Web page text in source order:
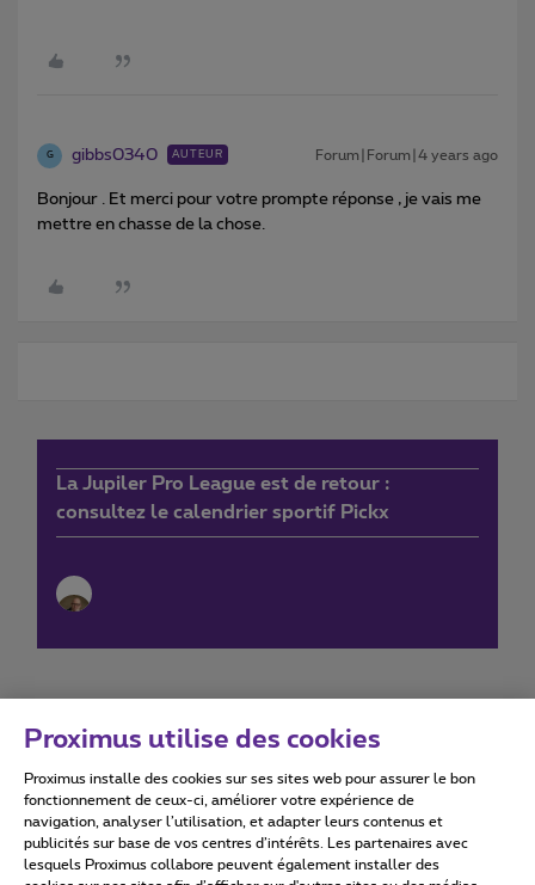
G gibbs0340 AUTEUR Forum|Forum|4 years ago
Bonjour . Et merci pour votre prompte réponse , je vais me
mettre en chasse de la chose.
La Jupiler Pro League est de retour :
consultez le calendrier sportif Pickx
Conditions d'utilisation Accessibility statement
Proximus utilise des cookies
Proximus installe des cookies sur ses sites web pour assurer le bon
fonctionnement de ceux-ci, améliorer votre expérience de
navigation, analyser l’utilisation, et adapter leurs contenus et
publicités sur base de vos centres d’intérêts. Les partenaires avec
lesquels Proximus collabore peuvent également installer des